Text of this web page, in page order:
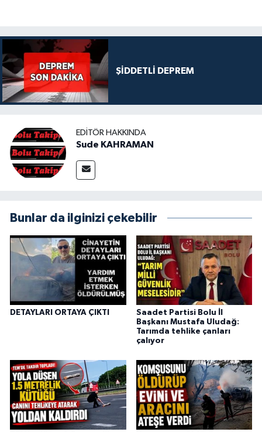
ŞİDDETLİ DEPREM
EDITÖR HAKKINDA
Sude KAHRAMAN
Bunlar da ilginizi çekebilir
DETAYLARI ORTAYA ÇIKTI
Saadet Partisi Bolu İl
Başkanı Mustafa Uludağ:
Tarımda tehlike çanları
çalıyor